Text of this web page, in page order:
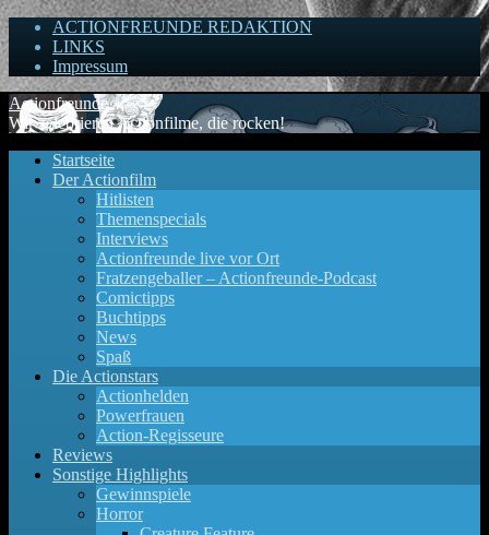
ACTIONFREUNDE REDAKTION
LINKS
Impressum
Actionfreunde
Wir zelebrieren Actionfilme, die rocken!
Startseite
Der Actionfilm
Hitlisten
Themenspecials
Interviews
Actionfreunde live vor Ort
Fratzengeballer – Actionfreunde-Podcast
Comictipps
Buchtipps
News
Spaß
Die Actionstars
Actionhelden
Powerfrauen
Action-Regisseure
Reviews
Sonstige Highlights
Gewinnspiele
Horror